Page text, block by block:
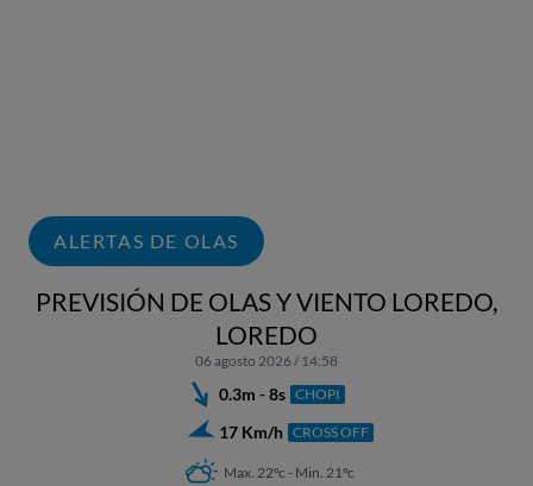
ALERTAS DE OLAS
PREVISIÓN DE OLAS Y VIENTO LOREDO,
LOREDO
06 agosto 2026 / 14:58
0.3m - 8s CHOPI
17 Km/h CROSS OFF
Max. 22ºc - Min. 21ºc